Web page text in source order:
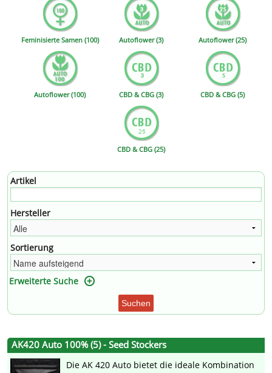
Feminisierte Samen (100) Autoflower (3) Autoflower (25)
Autoflower (100) CBD & CBG (3) CBD & CBG (5)
CBD & CBG (25)
Artikel
Hersteller
Sortierung
Erweiterte Suche
Suchen
AK420 Auto 100% (5) - Seed Stockers
Die AK 420 Auto bietet die ideale Kombination